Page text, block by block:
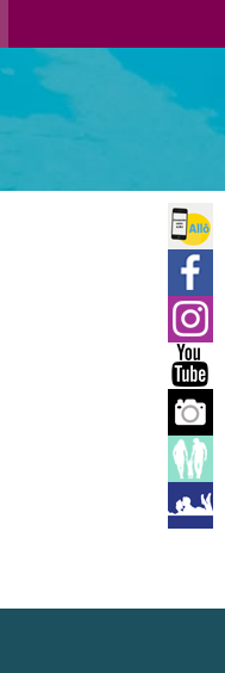
Allo
Ville
You